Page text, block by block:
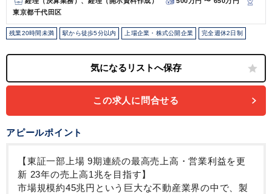
東京都千代田区
残業20時間未満 駅から徒歩5分以内 上場企業・株式公開企業 完全週休2日制
この求人に問合せる
アピールポイント
【東証一部上場 9期連続の最高売上高・営業利益を更
新 23年の売上高1兆を目指す】
市場規模約45兆円という巨大な不動産業界の中で、製